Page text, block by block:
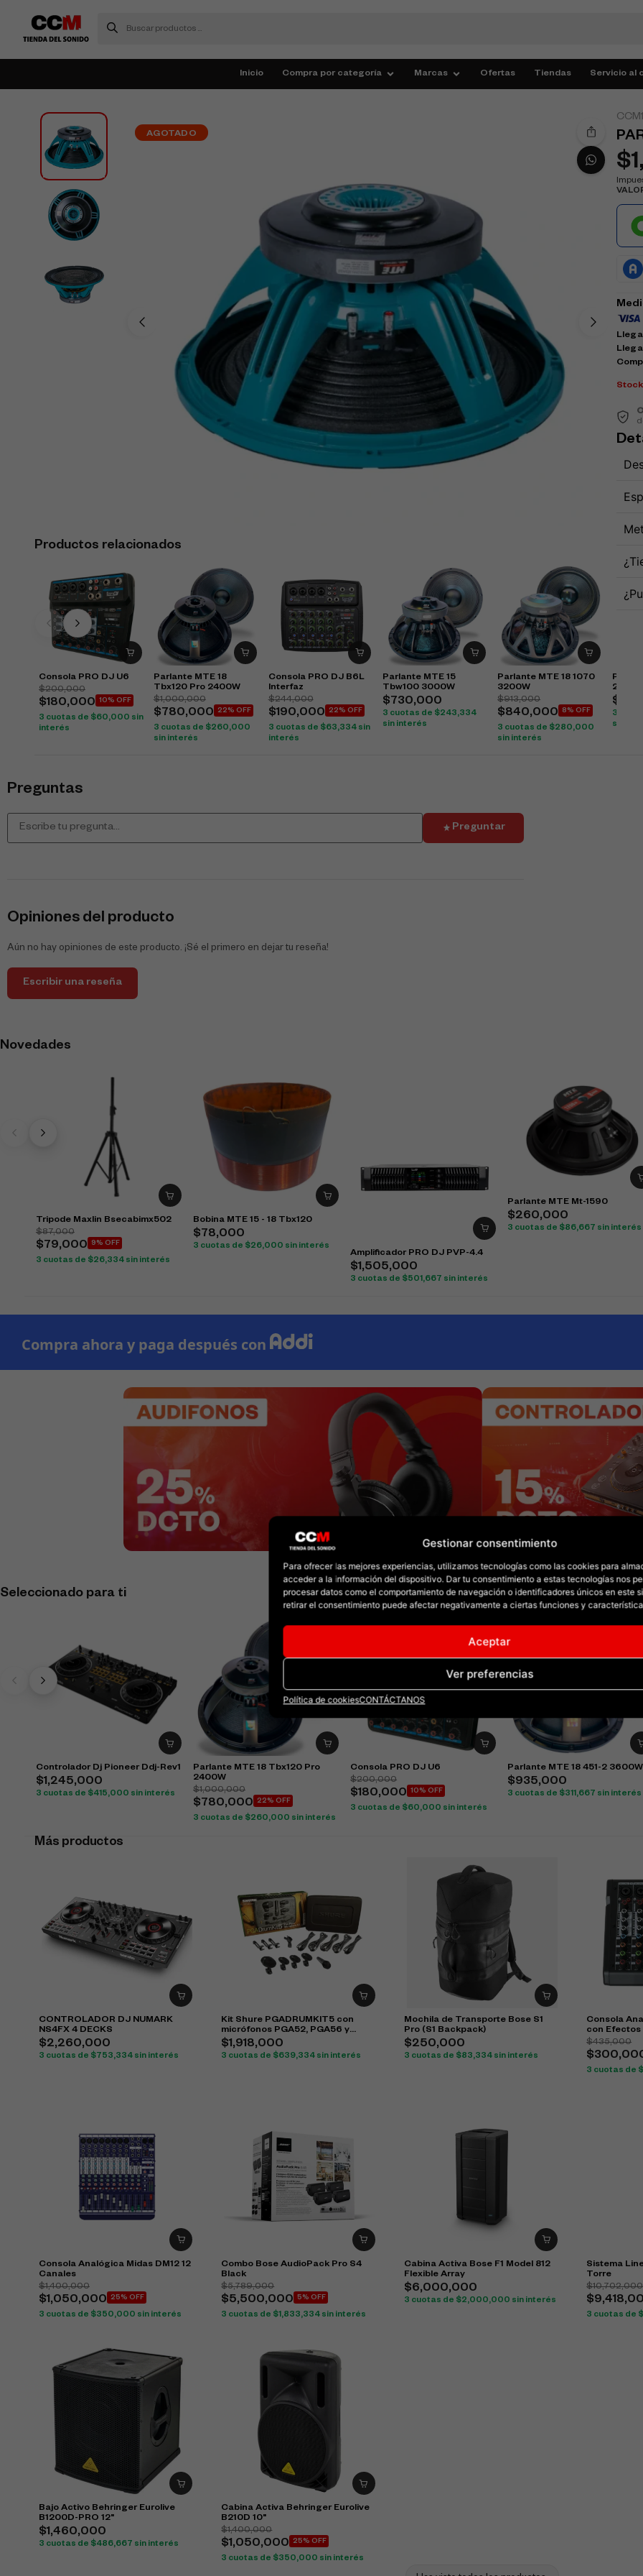
Gestionar consentimiento
Para ofrecer las mejores experiencias, utilizamos tecnologías como las cookies para
acceder a la información del dispositivo. Dar tu consentimiento a estas tecnologías nos
procesar datos como el comportamiento de navegación o identificadores únicos en este
retirar el consentimiento puede afectar negativamente a ciertas funciones y
Aceptar
Ver preferencias
Política de cookiesCONTÁCTANOS
Inicio Compra por categoría Marcas Ofertas Tiendas Servicio al
AGOTADO
Productos relacionados
Consola PRO DJ U6
$200,000
$180,000 10% OFF
3 cuotas de $60,000 sin
interés
Parlante MTE 18
Tbx120 Pro 2400W
$1,000,000
$ 780,000 22% OFF
3 cuotas de $260,000
sin interés
Consola PRO DJ B6L
Interfaz
$244,000
$190,000 22% OFF
3 cuotas de $63,334sin
interés
Parlante MTE 15
Tbw100 3000W
$ 730,000
3 cuotas de $243,334
sin interés
Parlante MTE 18 1070
3200W
$913,000
$840,000 8% OFF
3 cuotas de $280,000
sin interés
2400W
$
3
sin
$
Llega
Stock
Preguntas
Preguntar
Opiniones del producto
Aún no hay opiniones de este producto. ¡Sé el primero en dejar tu reseña!
Escribir una reseña
Novedades
Tripode Maxlin Bsecabimx502
$87,000
$ 79,000 9% OFF
3 cuotas de $26,334sin interés
Bobina MTE 15 - 18 Tbx120
$ 78,000
3 cuotas de $26,000 sin interés
Amplificador PRO DJ PVP-4.4
$1,505,000
3 cuotas de $501,667 sin interés
Parlante MTE Mt-1590
$260,000
3 cuotas de $86,667 sin interés
Seleccionado para ti
Controlador Dj Pioneer Ddj-Rev1
$1,245,000
3 cuotas de $415,000 sin interés
Parlante MTE 18 Tbx120 Pro
2400W
$1,000,000
$ 780,000 22% OFF
3 cuotas de $260,000 sin interés
Consola PRO DJ U6
$200,000
$180,000 10% OFF
3 cuotas de $60,000 sin interés
Parlante MTE 18 451-2 3600W
$935,000
3 cuotas de $311,667 sin interés
Más productos
CONTROLADOR DJ NUMARK
NS4FX 4 DECKS
$2,260,000
3 cuotas de $ 753,334 sin interés
Kit Shure PGADRUMKIT5 con
micrófonos PGA52, PGA56 y
PGA57 para batería
$1,918,000
3 cuotas de $639,334 sin interés
Mochila de Transporte Bose S1
Pro (S1 Backpack)
$250,000
3 cuotas de $83,334sin interés
Consola
con Efectos
$435,000
$
3 cuotas de $
Consola Analógica Midas DM12 12
Canales
$1,400,000
$1,050,000 25% OFF
3 cuotas de $350,000 sin interés
Combo Bose AudioPack Pro S4
Black
$5,789,000
$5,500,000 5% OFF
3 cuotas de $1,833,334 sin interés
Cabina Activa Bose F1 Model 812
Flexible Array
$6,000,000
3 cuotas de $2,000,000 sin interés
Sistema
Torre
$10,702,000
$
3 cuotas de $
Bajo Activo Behringer Eurolive
B1200D-PRO 12"
$1,460,000
3 cuotas de $486,667 sin interés
Cabina Activa Behringer Eurolive
B210D 10"
$1,400,000
$1,050,000 25% OFF
3 cuotas de $350,000 sin interés